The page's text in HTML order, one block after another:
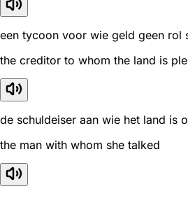
een tycoon voor wie geld geen rol
the creditor to whom the land is
de schuldeiser aan wie het land is
the man with whom she talked